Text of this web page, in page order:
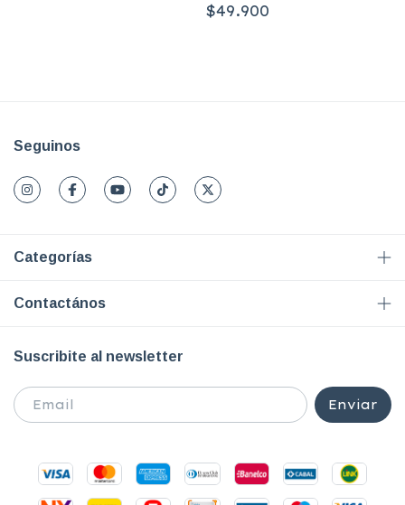
$49.900
Seguinos
Categorías
Contactános
Suscribite al newsletter